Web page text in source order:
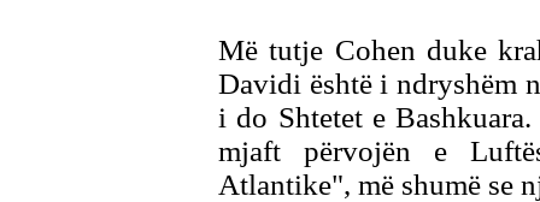
Më tutje Cohen duke
Davidi është i ndryshëm
i do Shtetet e
mjaft përvojën e
Atlantike", më shumë se